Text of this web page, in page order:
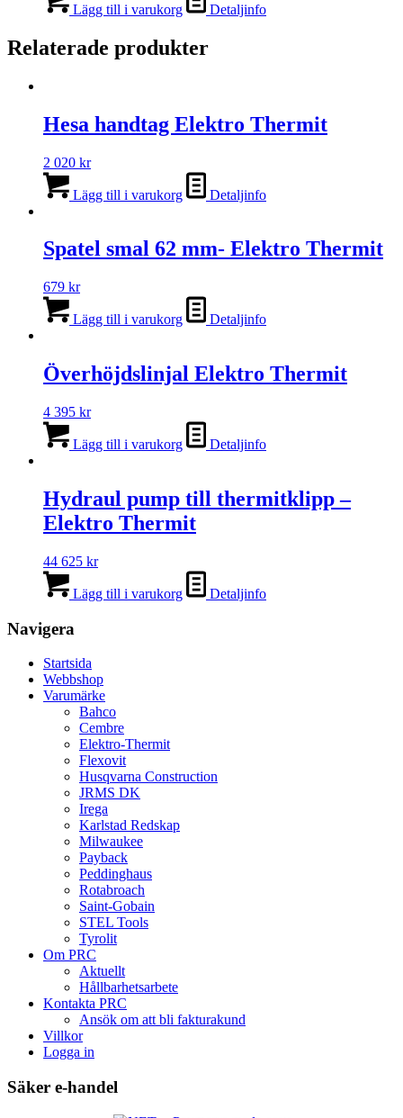
Lägg till i varukorg Detaljinfo
Relaterade produkter
Hesa handtag Elektro Thermit
2 020 kr
Lägg till i varukorg Detaljinfo
Spatel smal 62 mm- Elektro Thermit
679 kr
Lägg till i varukorg Detaljinfo
Överhöjdslinjal Elektro Thermit
4 395 kr
Lägg till i varukorg Detaljinfo
Hydraul pump till thermitklipp –
Elektro Thermit
44 625 kr
Lägg till i varukorg Detaljinfo
Navigera
Startsida
Webbshop
Varumärke
Bahco
Cembre
Elektro-Thermit
Flexovit
Husqvarna Construction
JRMS DK
Irega
Karlstad Redskap
Milwaukee
Payback
Peddinghaus
Rotabroach
Saint-Gobain
STEL Tools
Tyrolit
Om PRC
Aktuellt
Hållbarhetsarbete
Kontakta PRC
Ansök om att bli fakturakund
Villkor
Logga in
Säker e-handel